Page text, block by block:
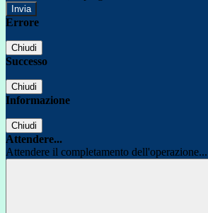
Errore
Chiudi
Successo
Chiudi
Informazione
Chiudi
Attendere...
Attendere il completamento dell'operazione...